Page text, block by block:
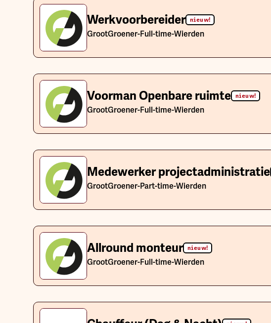
Werkvoorbereider nieuw!
GrootGroener-Full-time-Wierden
Voorman Openbare ruimte nieuw!
GrootGroener-Full-time-Wierden
Medewerker projectadministratie
GrootGroener-Part-time-Wierden
Allround monteur nieuw!
GrootGroener-Full-time-Wierden